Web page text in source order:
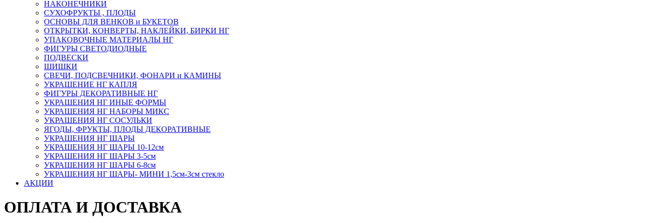
НАКОНЕЧНИКИ
СУХОФРУКТЫ , ПЛОДЫ
ОСНОВЫ ДЛЯ ВЕНКОВ и БУКЕТОВ
ОТКРЫТКИ, КОНВЕРТЫ, НАКЛЕЙКИ, БИРКИ НГ
УПАКОВОЧНЫЕ МАТЕРИАЛЫ НГ
ФИГУРЫ СВЕТОДИОДНЫЕ
ПОДВЕСКИ
ШИШКИ
СВЕЧИ, ПОДСВЕЧНИКИ, ФОНАРИ и КАМИНЫ
УКРАШЕНИЕ НГ КАПЛЯ
ФИГУРЫ ДЕКОРАТИВНЫЕ НГ
УКРАШЕНИЯ НГ ИНЫЕ ФОРМЫ
УКРАШЕНИЯ НГ НАБОРЫ МИКС
УКРАШЕНИЯ НГ СОСУЛЬКИ
ЯГОДЫ, ФРУКТЫ, ПЛОДЫ ДЕКОРАТИВНЫЕ
УКРАШЕНИЯ НГ ШАРЫ
УКРАШЕНИЯ НГ ШАРЫ 10-12см
УКРАШЕНИЯ НГ ШАРЫ 3-5см
УКРАШЕНИЯ НГ ШАРЫ 6-8см
УКРАШЕНИЯ НГ ШАРЫ- МИНИ 1,5см-3см стекло
АКЦИИ
ОПЛАТА И ДОСТАВКА